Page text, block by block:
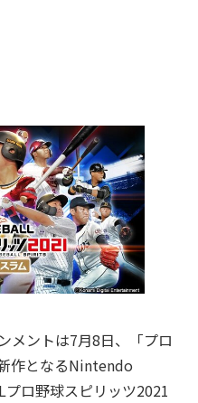
メントは7月8日、「プロ
作となるNintendo
ロ野球スピリッツ2021